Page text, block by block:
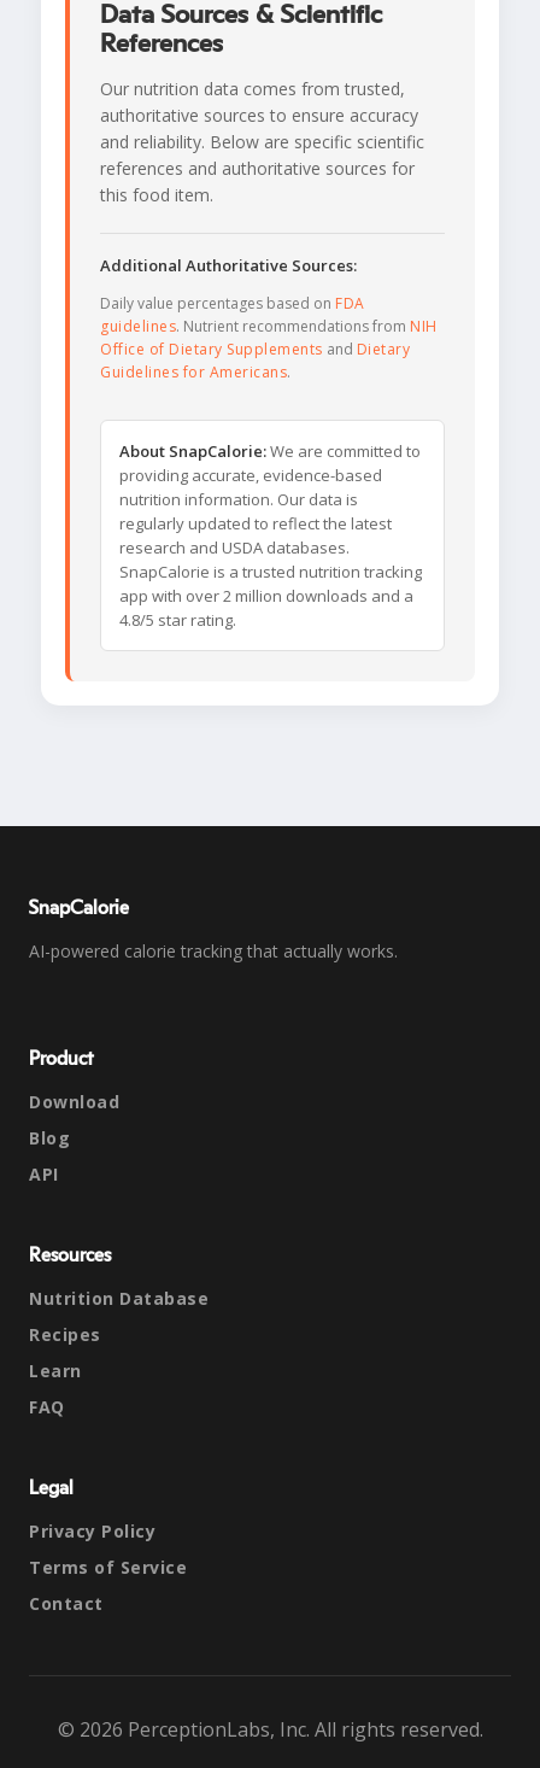
Data Sources & Scientific
References
Our nutrition data comes from trusted,
authoritative sources to ensure accuracy
and reliability. Below are specific scientific
references and authoritative sources for
this food item.
Additional Authoritative Sources:
Daily value percentages based on FDA
guidelines. Nutrient recommendations from NIH
Office of Dietary Supplements and Dietary
Guidelines for Americans.
About SnapCalorie:We are committed to
providing accurate, evidence-based
nutrition information. Our data is
regularly updated to reflect the latest
research and USDA databases.
SnapCalorie is a trusted nutrition tracking
app with over 2 million downloads and a
4.8/5 star rating.
SnapCalorie
AI-powered calorie tracking that actually works.
Product
Download
Blog
API
Resources
Nutrition Database
Recipes
Learn
FAQ
Legal
Privacy Policy
Terms of Service
Contact
© 2026 PerceptionLabs, Inc. All rights reserved.